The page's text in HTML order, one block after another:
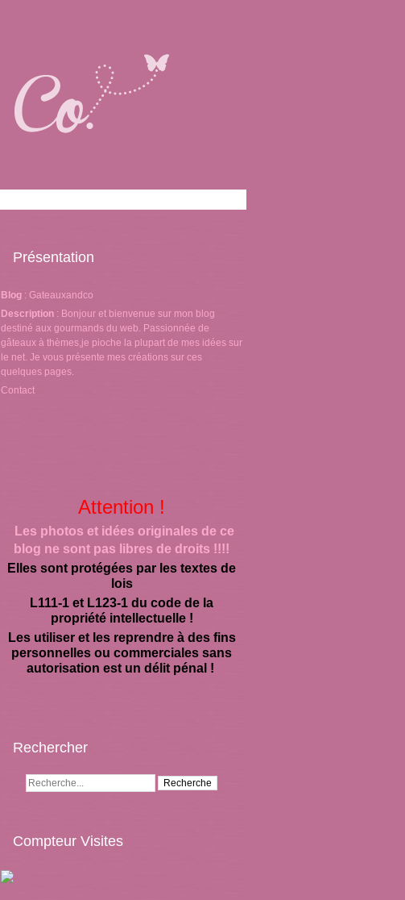
Présentation
Blog : Gateauxandco
Description : Bonjour et bienvenue sur mon blog
destiné aux gourmands du web. Passionnée de
gâteaux à thèmes,je pioche la plupart de mes idées sur
le net. Je vous présente mes créations sur ces
quelques pages.
Contact
Attention !
Les photos et idées originales de ce
blog ne sont pas libres de droits !!!!
Elles sont protégées par les textes de
lois
L111-1 et L123-1 du code de la
propriété intellectuelle !
Les utiliser et les reprendre à des fins
personnelles ou commerciales sans
autorisation est un délit pénal !
Rechercher
Compteur Visites